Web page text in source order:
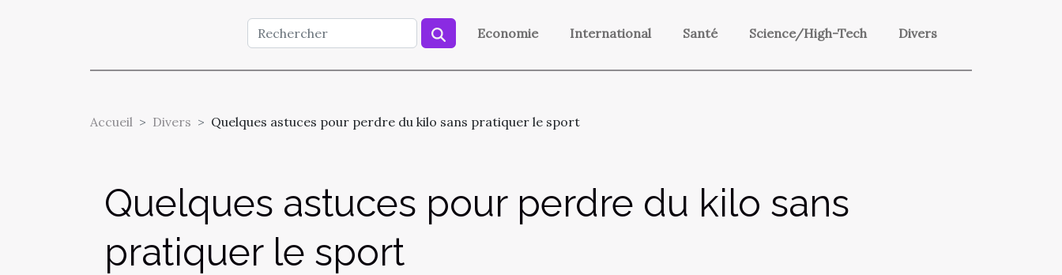
Economie International Santé Science/High-Tech Divers
Accueil Divers Quelques astuces pour perdre du kilo sans pratiquer le sport
Quelques astuces pour perdre du kilo sans
pratiquer le sport